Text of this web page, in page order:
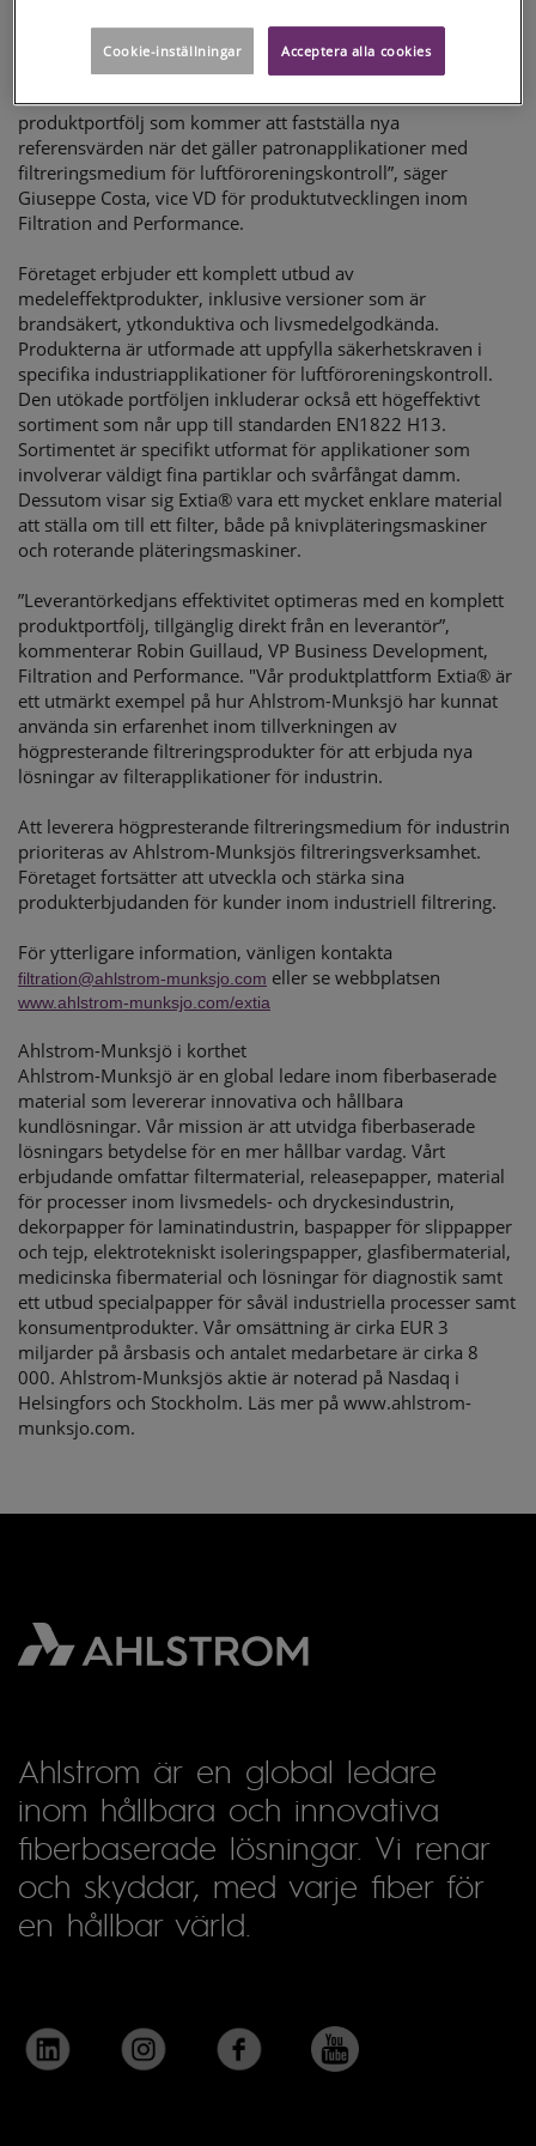
mer än 40 %, hjälper det till att utöka den pågående
driftstiden innan kunden behöver byta filter igen.
”Det utökade Extia®-sortimentet tillför en omfattande
produktportfölj som kommer att fastställa nya
referensvärden när det gäller patronapplikationer med
filtreringsmedium för luftföroreningskontroll”, säger
Giuseppe Costa, vice VD för produktutvecklingen inom
Filtration and Performance.
Företaget erbjuder ett komplett utbud av
medeleffektprodukter, inklusive versioner som är
brandsäkert, ytkonduktiva och livsmedelgodkända.
Produkterna är utformade att uppfylla säkerhetskraven i
specifika industriapplikationer för luftföroreningskontroll.
Den utökade portföljen inkluderar också ett högeffektivt
sortiment som når upp till standarden EN1822 H13.
Sortimentet är specifikt utformat för applikationer som
involverar väldigt fina partiklar och svårfångat damm.
Dessutom visar sig Extia® vara ett mycket enklare material
att ställa om till ett filter, både på knivpläteringsmaskiner
och roterande pläteringsmaskiner.
”Leverantörkedjans effektivitet optimeras med en komplett
produktportfölj, tillgänglig direkt från en leverantör”,
kommenterar Robin Guillaud, VP Business Development,
Filtration and Performance. "Vår produktplattform Extia® är
ett utmärkt exempel på hur Ahlstrom-Munksjö har kunnat
använda sin erfarenhet inom tillverkningen av
högpresterande filtreringsprodukter för att erbjuda nya
lösningar av filterapplikationer för industrin.
Att leverera högpresterande filtreringsmedium för industrin
prioriteras av Ahlstrom-Munksjös filtreringsverksamhet.
Företaget fortsätter att utveckla och stärka sina
produkterbjudanden för kunder inom industriell filtrering.
För ytterligare information, vänligen kontakta
filtration@ahlstrom-munksjo.com eller se webbplatsen
www.ahlstrom-munksjo.com/extia
Ahlstrom-Munksjö i korthet
Ahlstrom-Munksjö är en global ledare inom fiberbaserade
material som levererar innovativa och hållbara
kundlösningar. Vår mission är att utvidga fiberbaserade
lösningars betydelse för en mer hållbar vardag. Vårt
erbjudande omfattar filtermaterial, releasepapper, material
för processer inom livsmedels- och dryckesindustrin,
dekorpapper för laminatindustrin, baspapper för slippapper
och tejp, elektrotekniskt isoleringspapper, glasfibermaterial,
medicinska fibermaterial och lösningar för diagnostik samt
ett utbud specialpapper för såväl industriella processer samt
konsumentprodukter. Vår omsättning är cirka EUR 3
miljarder på årsbasis och antalet medarbetare är cirka 8
000. Ahlstrom-Munksjös aktie är noterad på Nasdaq i
Helsingfors och Stockholm. Läs mer på www.ahlstrom-
munksjo.com.
Ahlstrom är en global ledare
inom hållbara och innovativa
fiberbaserade lösningar. Vi renar
och skyddar, med varje fiber för
en hållbar värld.
Acceptera alla cookies
Cookie-inställningar